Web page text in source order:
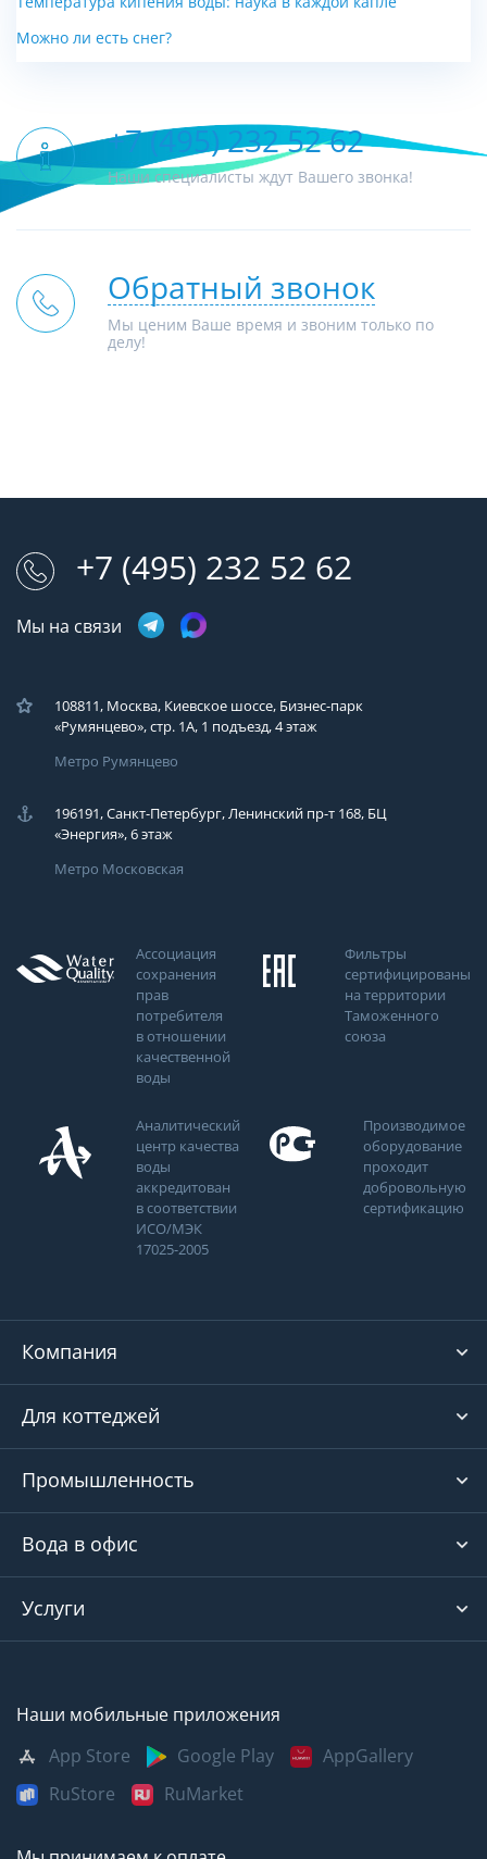
Можно ли есть снег?
+7 (495) 232 52 62
Наши специалисты ждут Вашего звонка!
Обратный звонок
Мы ценим Ваше время и звоним только по
делу!
+7 (495) 232 52 62
Мы на связи
108811, Москва, Киевское шоссе, Бизнес-парк
«Румянцево», стр. 1А, 1 подъезд, 4 этаж
Метро Румянцево
196191, Санкт-Петербург, Ленинский пр-т 168, БЦ
«Энергия», 6 этаж
Метро Московская
Ассоциация
сохранения
прав
потребителя
в отношении
качественной
воды
Фильтры
сертифицированы
на территории
Таможенного
союза
Аналитический
центр качества
воды
аккредитован
в соответствии
ИСО/МЭК
17025-2005
Производимое
оборудование
проходит
добровольную
сертификацию
Компания
Для коттеджей
Промышленность
Вода в офис
Услуги
Наши мобильные приложения
App Store
Google Play
AppGallery
RuStore
RuMarket